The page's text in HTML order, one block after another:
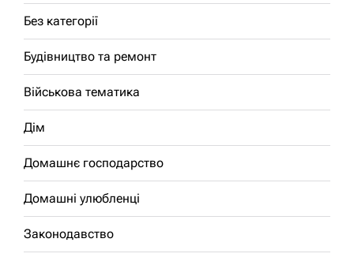
Без категорії
Будівництво та ремонт
Військова тематика
Дім
Домашнє господарство
Домашні улюбленці
Законодавство